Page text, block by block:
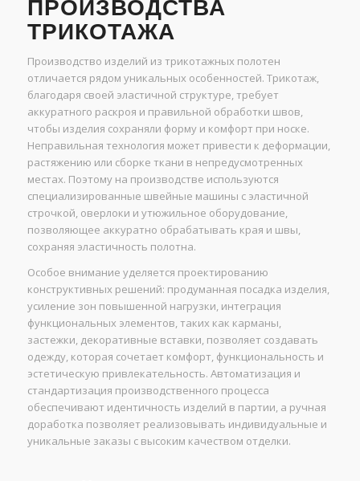
ПРОИЗВОДСТВА
ТРИКОТАЖА
Производство изделий из трикотажных полотен
отличается рядом уникальных особенностей. Трикотаж,
благодаря своей эластичной структуре, требует
аккуратного раскроя и правильной обработки швов,
чтобы изделия сохраняли форму и комфорт при носке.
Неправильная технология может привести к деформации,
растяжению или сборке ткани в непредусмотренных
местах. Поэтому на производстве используются
специализированные швейные машины с эластичной
строчкой, оверлоки и утюжильное оборудование,
позволяющее аккуратно обрабатывать края и швы,
сохраняя эластичность полотна.
Особое внимание уделяется проектированию
конструктивных решений: продуманная посадка изделия,
усиление зон повышенной нагрузки, интеграция
функциональных элементов, таких как карманы,
застежки, декоративные вставки, позволяет создавать
одежду, которая сочетает комфорт, функциональность и
эстетическую привлекательность. Автоматизация и
стандартизация производственного процесса
обеспечивают идентичность изделий в партии, а ручная
доработка позволяет реализовывать индивидуальные и
уникальные заказы с высоким качеством отделки.